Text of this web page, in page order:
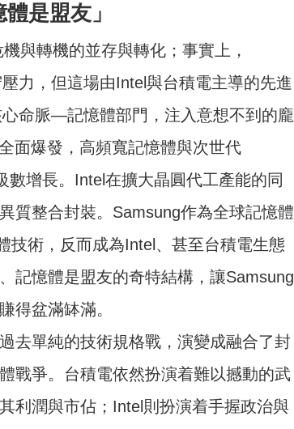
是盟友」
與轉機的並存與轉化；事實上，
力，但這場由Intel與台積電主導的先進
命脈—記憶體部門，注入意想不到的龐
面爆發，高頻寬記憶體與次世代
增長。Intel在擴大晶圓代工產能的同
質整合封裝。Samsung作為全球記憶體
技術，反而成為Intel、甚至台積電生態
記憶體是盟友的奇特結構，讓Samsung
得盆滿缽滿。
去單純的技術規格戰，演變成融合了封
戰爭。台積電依然扮演着難以撼動的武
利潤與市佔；Intel則扮演着手握政治與